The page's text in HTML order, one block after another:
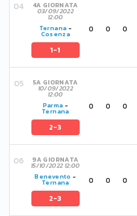
4A GIORNATA
03/09/2022
12:00
Ternana -
Cosenza
1-1
0 0 0
5A GIORNATA
10/09/2022
12:00
Parma -
Ternana
2-3
0 0 0
9A GIORNATA
15/10/2022 12:00
Benevento -
Ternana
2-3
0 0 0